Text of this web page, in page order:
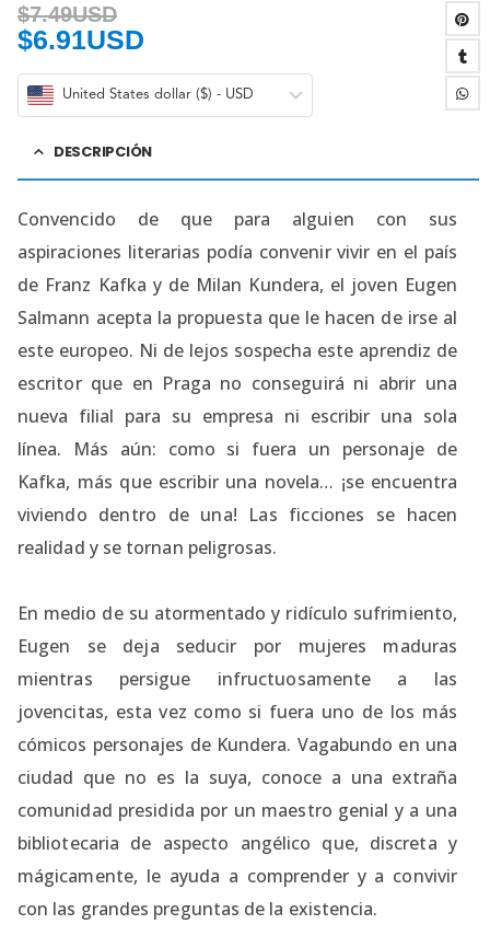
$7.49USD
$6.91USD
United States dollar ($) - USD
DESCRIPCIÓN
Convencido de que para alguien con sus
aspiraciones literarias podía convenir vivir en el país
de Franz Kafka y de Milan Kundera, el joven Eugen
Salmann acepta la propuesta que le hacen de irse al
este europeo. Ni de lejos sospecha este aprendiz de
escritor que en Praga no conseguirá ni abrir una
nueva filial para su empresa ni escribir una sola
línea. Más aún: como si fuera un personaje de
Kafka, más que escribir una novela… ¡se encuentra
viviendo dentro de una! Las ficciones se hacen
realidad y se tornan peligrosas.
En medio de su atormentado y ridículo sufrimiento,
Eugen se deja seducir por mujeres maduras
mientras persigue infructuosamente a las
jovencitas, esta vez como si fuera uno de los más
cómicos personajes de Kundera. Vagabundo en una
ciudad que no es la suya, conoce a una extraña
comunidad presidida por un maestro genial y a una
bibliotecaria de aspecto angélico que, discreta y
mágicamente, le ayuda a comprender y a convivir
con las grandes preguntas de la existencia.